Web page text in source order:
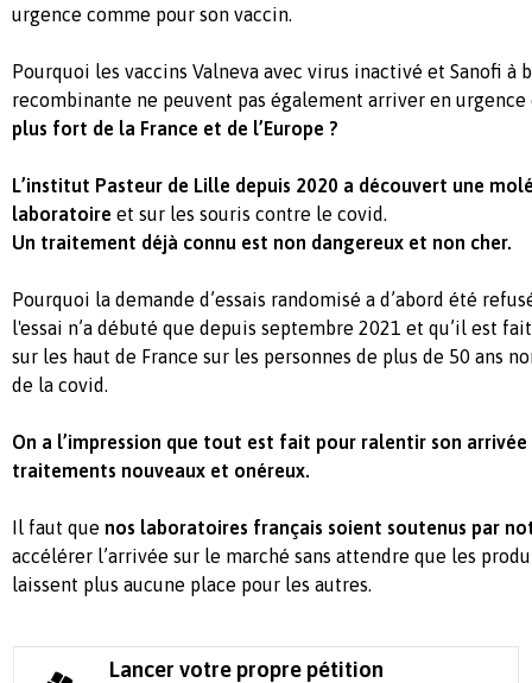
urgence comme pour son vaccin.
Pourquoi les vaccins Valneva avec virus inactivé et Sanofi à
recombinante ne peuvent pas également arriver en urgence
plus fort de la France et de l’Europe ?
L’institut Pasteur de Lille depuis 2020 a découvert une
laboratoire et sur les souris contre le covid.
Un traitement déjà connu est non dangereux et non cher.
Pourquoi la demande d’essais randomisé a d’abord été
l'essai n’a débuté que depuis septembre 2021 et qu’il est
sur les haut de France sur les personnes de plus de 50 ans
de la covid.
On a l’impression que tout est fait pour ralentir son
traitements nouveaux et onéreux.
Il faut que nos laboratoires français soient soutenus par
accélérer l’arrivée sur le marché sans attendre que les
laissent plus aucune place pour les autres.
Lancer votre propre pétition